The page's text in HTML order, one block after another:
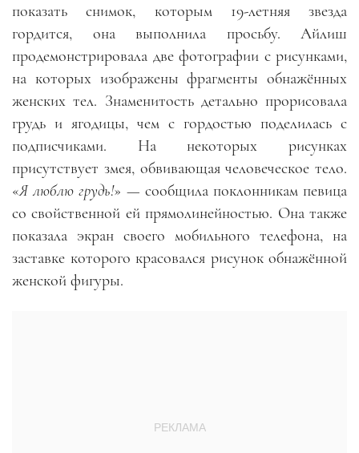
показать снимок, которым 19-летняя звезда
гордится, она выполнила просьбу. Айлиш
продемонстрировала две фотографии с рисунками,
на которых изображены фрагменты обнажённых
женских тел. Знаменитость детально прорисовала
грудь и ягодицы, чем с гордостью поделилась с
подписчиками. На некоторых рисунках
присутствует змея, обвивающая человеческое тело.
«Я люблю грудь!» — сообщила поклонникам певица
со свойственной ей прямолинейностью. Она также
показала экран своего мобильного телефона, на
заставке которого красовался рисунок обнажённой
женской фигуры.